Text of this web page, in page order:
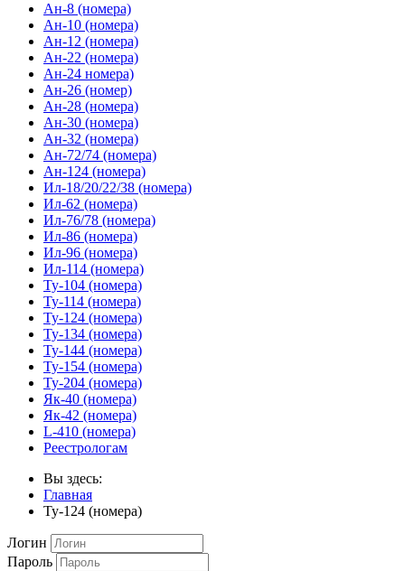
Ан-8 (номера)
Ан-10 (номера)
Ан-12 (номера)
Ан-22 (номера)
Ан-24 номера)
Ан-26 (номер)
Ан-28 (номера)
Ан-30 (номера)
Ан-32 (номера)
Ан-72/74 (номера)
Ан-124 (номера)
Ил-18/20/22/38 (номера)
Ил-62 (номера)
Ил-76/78 (номера)
Ил-86 (номера)
Ил-96 (номера)
Ил-114 (номера)
Ту-104 (номера)
Ту-114 (номера)
Ту-124 (номера)
Ту-134 (номера)
Ту-144 (номера)
Ту-154 (номера)
Ту-204 (номера)
Як-40 (номера)
Як-42 (номера)
L-410 (номера)
Реестрологам
Вы здесь:
Главная
Ту-124 (номера)
Логин
Пароль